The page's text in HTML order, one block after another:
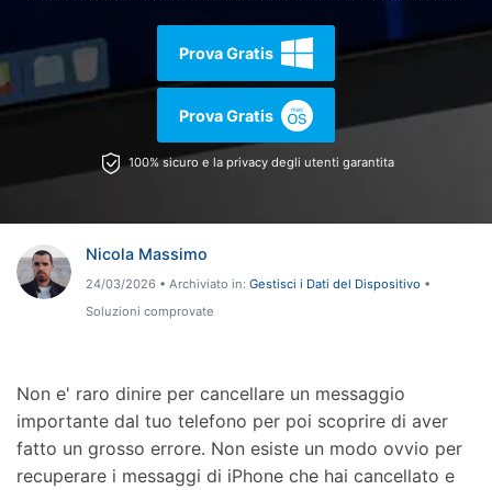
Strumenti Online
Scopri & Supporto
Azioni Rapide
Trasferimento Dati
Riparazione Telefono
Protezione Telefono
Prova Gratis
Prova Gratis
100% sicuro e la privacy degli utenti garantita
Nicola Massimo
24/03/2026 • Archiviato in: Gestisci i Dati del Dispositivo •
Soluzioni comprovate
Non e' raro dinire per cancellare un messaggio
importante dal tuo telefono per poi scoprire di aver
fatto un grosso errore. Non esiste un modo ovvio per
recuperare i messaggi di iPhone che hai cancellato e